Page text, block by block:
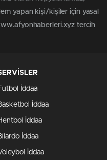
yapan kişi/kişiler için yasal
tercih
İddaa
İddaa
İddaa
İddaa
İddaa